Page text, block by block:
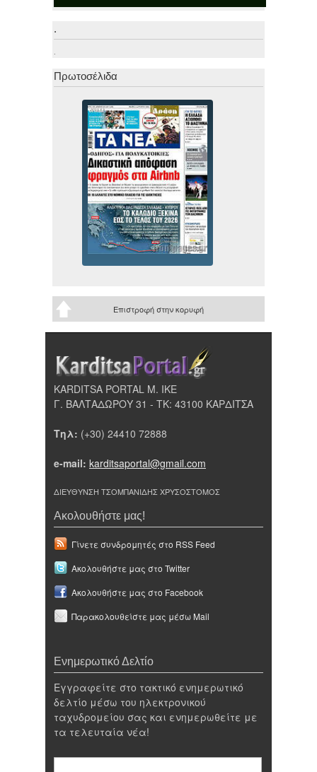
.
.
Πρωτοσέλιδα
Επιστροφή στην κορυφή
KARDITSA PORTAL Μ. ΙΚΕ
Γ. ΒΑΛΤΑΔΩΡΟΥ 31 - ΤΚ: 43100 ΚΑΡΔΙΤΣΑ
Τηλ: (+30) 24410 72888
e-mail: karditsaportal@gmail.com
ΔΙΕΥΘΥΝΣΗ ΤΣΟΜΠΑΝΙΔΗΣ ΧΡΥΣΟΣΤΟΜΟΣ
Ακολουθήστε μας!
Γίνετε συνδρομητές στο RSS Feed
Ακολουθήστε μας στο Twitter
Ακολουθήστε μας στο Facebook
Παρακολουθείστε μας μέσω Mail
Ενημερωτικό Δελτίο
Εγγραφείτε στο τακτικό ενημερωτικό
δελτίο μέσω του ηλεκτρονικού
ταχυδρομείου σας και ενημερωθείτε με
τα τελευταία νέα!